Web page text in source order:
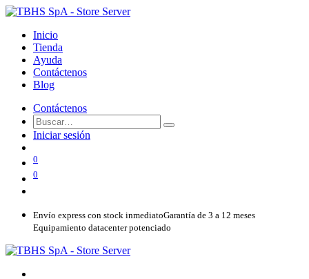
Inicio
Tienda
Ayuda
Contáctenos
Blog
Contáctenos
Iniciar sesión
0
0
Envío express con stock inmediatoGarantía de 3 a 12 meses
Equipamiento datacenter potenciado